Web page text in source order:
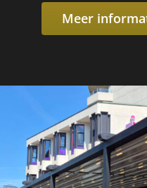
Meer